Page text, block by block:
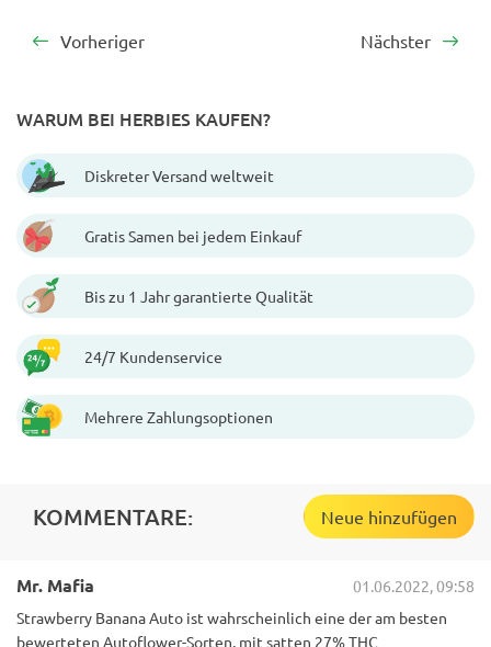
Vorheriger Nächster
WARUM BEI HERBIES KAUFEN?
Diskreter Versand weltweit
Gratis Samen bei jedem Einkauf
Bis zu 1 Jahr garantierte Qualität
24/7 Kundenservice
Mehrere Zahlungsoptionen
KOMMENTARE: Neue hinzufügen
Mr. Mafia
01.06.2022, 09:58
Strawberry Banana Auto ist wahrscheinlich eine der am besten
bewerteten Autoflower-Sorten, mit satten 27% THC